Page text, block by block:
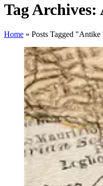
Tag
Home » Posts Tagged "Antike